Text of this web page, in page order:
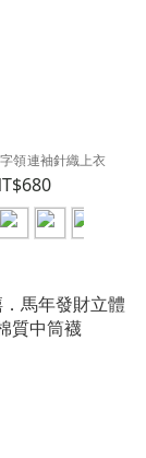
領連袖針織上衣